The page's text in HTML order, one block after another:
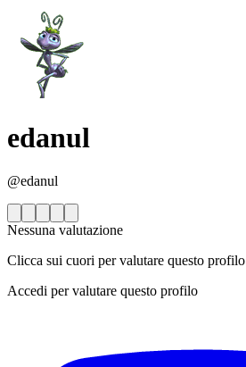
edanul
@edanul
Nessuna valutazione
Clicca sui cuori per valutare questo profilo
Accedi per valutare questo profilo